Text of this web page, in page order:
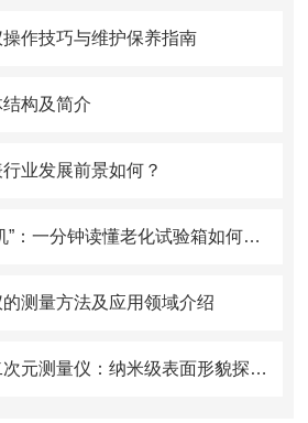
作技巧与维护保养指南
构及简介
业发展前景如何？
电线老化的“时光机”：一分钟读懂老化试验箱如何工作
测量方法及应用领域介绍
量子传感增强的二次元测量仪：纳米级表面形貌探测技术探索